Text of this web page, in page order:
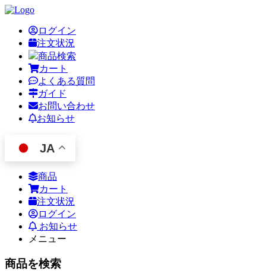
ログイン
注文状況
商品検索
カート
よくある質問
ガイド
お問い合わせ
お知らせ
JA
商品
カート
注文状況
ログイン
お知らせ
メニュー
商品を検索